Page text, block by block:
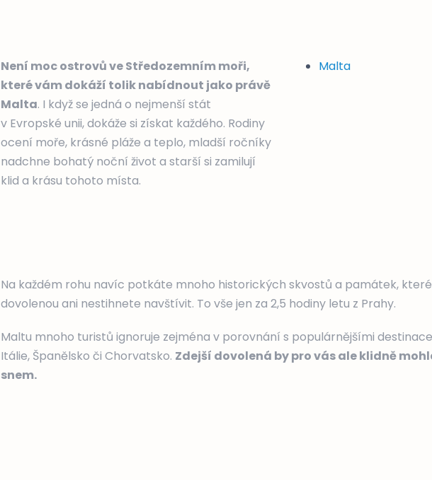
Není moc ostrovů ve Středozemním moři,
které vám dokáží tolik nabídnout jako právě
Malta. I když se jedná o nejmenší stát
v Evropské unii, dokáže si získat každého. Rodiny
ocení moře, krásné pláže a teplo, mladší ročníky
nadchne bohatý noční život a starší si zamilují
klid a krásu tohoto místa.
Malta
Na každém rohu navíc potkáte mnoho historických skvostů a památek,
dovolenou ani nestihnete navštívit. To vše jen za 2,5 hodiny letu z Prahy.
Maltu mnoho turistů ignoruje zejména v porovnání s populárnějšími
Itálie, Španělsko či Chorvatsko. Zdejší dovolená by pro vás ale klidně
snem.